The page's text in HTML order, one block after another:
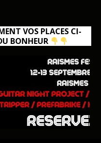
VOS PLACES CI-
BONHEUR